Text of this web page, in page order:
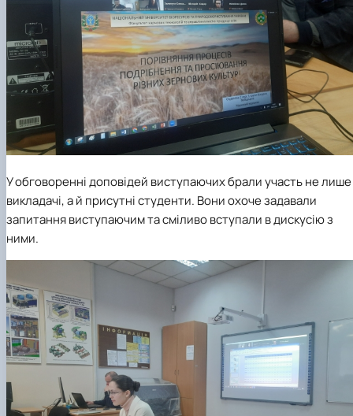
У обговоренні доповідей виступаючих брали участь не лише
викладачі, а й присутні студенти. Вони охоче задавали
запитання виступаючим та сміливо вступали в дискусію з
ними.